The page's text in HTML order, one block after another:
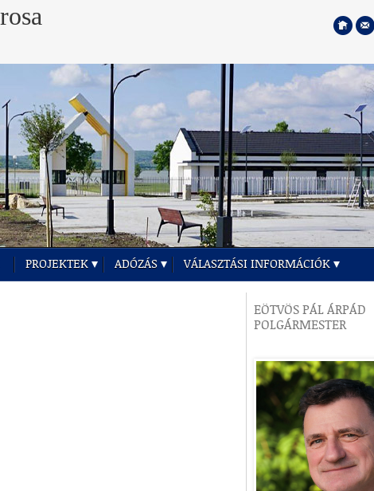
PROJEKTEK ADÓZÁS VÁLASZTÁSI INFORMÁCIÓK
EÖTVÖS PÁL ÁRPÁD
POLGÁRMESTER